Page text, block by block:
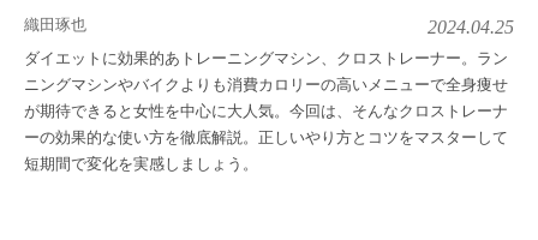
織田琢也 2024.04.25
ダイエットに効果的あトレーニングマシン、クロストレーナー。ラン
ニングマシンやバイクよりも消費カロリーの高いメニューで全身痩せ
が期待できると女性を中心に大人気。今回は、そんなクロストレーナ
ーの効果的な使い方を徹底解説。正しいやり方とコツをマスターして
短期間で変化を実感しましょう。